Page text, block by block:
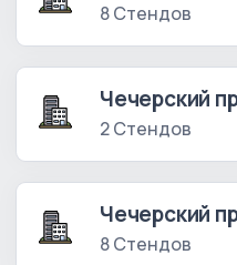
8 Стендов
Чечерский
2 Стендов
Чечерский
8 Стендов